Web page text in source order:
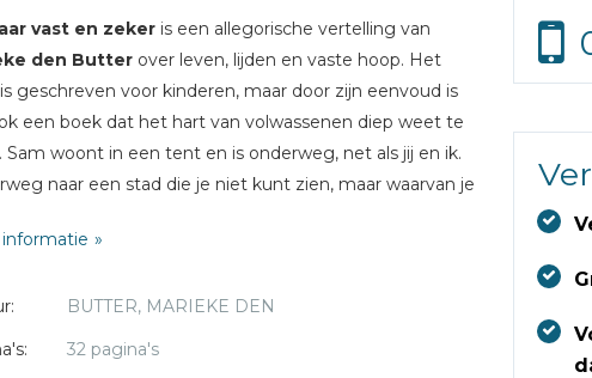
vast en zeker is een allegorische vertelling van
den Butter over leven, lijden en vaste hoop. Het
geschreven voor kinderen, maar door zijn eenvoud is
een boek dat het hart van volwassenen diep weet te
Sam woont in een tent en is onderweg, net als jij en ik.
naar een stad die je niet kunt zien, maar waarvan je
Grote Bouwmeester. Reizen op de Weg van Hoop is
en met hulp van de Trooster en het Boek, kan de reis
goed einde gebracht worden.
BUTTER, MARIEKE DEN
32 pagina's